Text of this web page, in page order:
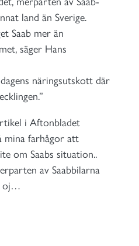
land än Sverige.
Saab mer än
säger Hans
näringsutskott där
i Aftonbladet
mina farhågor att
om Saabs situation..
av Saabbilarna
oj…